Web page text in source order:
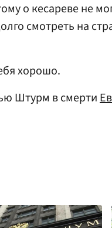
о кесареве не
смотреть на
хорошо.
Штурм в смерти